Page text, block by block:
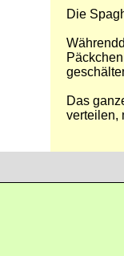
Die
Das
verteilen,